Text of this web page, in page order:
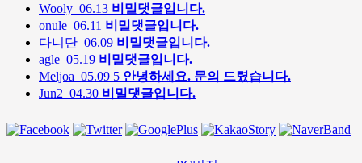
Wooly 06.13 비밀댓글입니다.
onule 06.11 비밀댓글입니다.
다니단 06.09 비밀댓글입니다.
agle 05.19 비밀댓글입니다.
Meljoa 05.09 5 안녕하세요. 문의 드렸습니다.
Jun2 04.30 비밀댓글입니다.